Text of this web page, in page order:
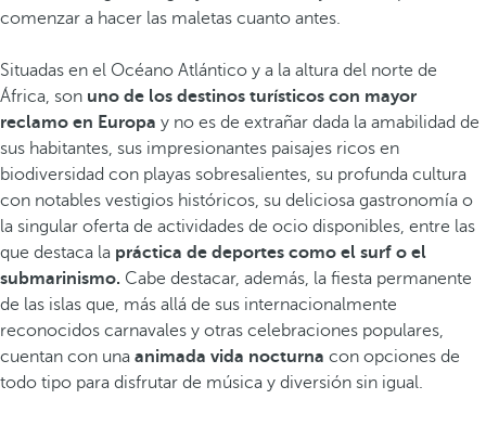
comenzar a hacer las maletas cuanto antes.
Situadas en el Océano Atlántico y a la altura del norte de
África, son uno de los destinos turísticos con mayor
reclamo en Europa y no es de extrañar dada la amabilidad de
sus habitantes, sus impresionantes paisajes ricos en
biodiversidad con playas sobresalientes, su profunda cultura
con notables vestigios históricos, su deliciosa gastronomía o
la singular oferta de actividades de ocio disponibles, entre las
que destaca la práctica de deportes como el surf o el
submarinismo. Cabe destacar, además, la fiesta permanente
de las islas que, más allá de sus internacionalmente
reconocidos carnavales y otras celebraciones populares,
cuentan con una animada vida nocturna con opciones de
todo tipo para disfrutar de música y diversión sin igual.